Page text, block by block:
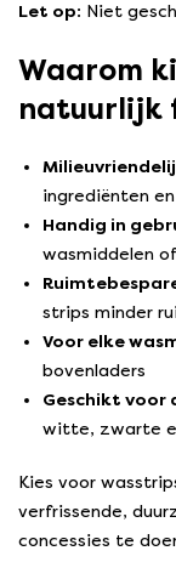
Let op: Niet
Waarom
natuurlijk
ingrediënten
Handig in
wasmiddelen
strips minder
Voor elke
bovenladers
Geschikt voor
witte, zwarte
Kies voor
verfrissende,
concessies te